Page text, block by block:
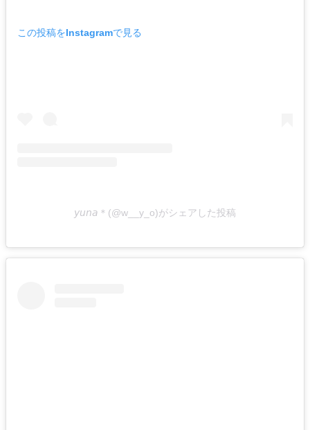
この投稿をInstagramで見る
𝘺𝘶𝘯𝘢＊(@w__y_o)がシェアした投稿